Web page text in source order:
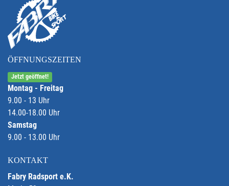
ÖFFNUNGSZEITEN
Jetzt geöffnet!
Montag - Freitag
9.00 - 13 Uhr
14.00-18.00 Uhr
Samstag
9.00 - 13.00 Uhr
KONTAKT
Fabry Radsport e.K.